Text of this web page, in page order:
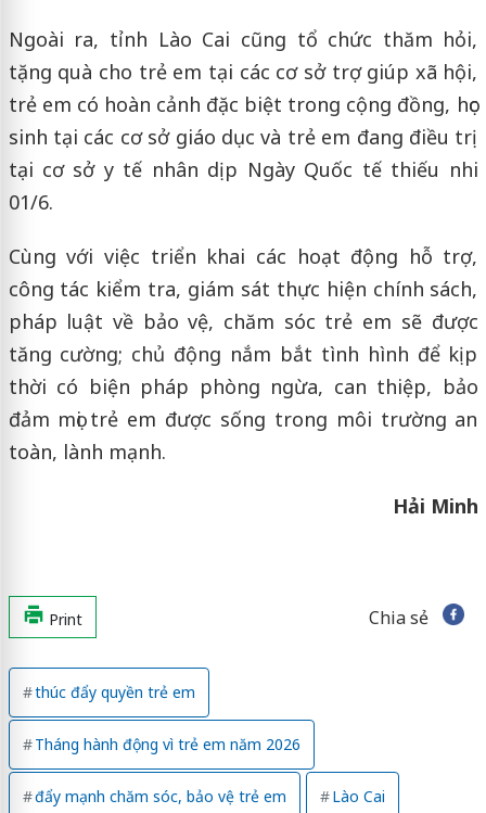
Ngoài ra, tỉnh Lào Cai cũng tổ chức thăm hỏi,
tặng quà cho trẻ em tại các cơ sở trợ giúp xã hội,
trẻ em có hoàn cảnh đặc biệt trong cộng đồng, học
sinh tại các cơ sở giáo dục và trẻ em đang điều trị
tại cơ sở y tế nhân dịp Ngày Quốc tế thiếu nhi
01/6.
Cùng với việc triển khai các hoạt động hỗ trợ,
công tác kiểm tra, giám sát thực hiện chính sách,
pháp luật về bảo vệ, chăm sóc trẻ em sẽ được
tăng cường; chủ động nắm bắt tình hình để kịp
thời có biện pháp phòng ngừa, can thiệp, bảo
đảm mọi trẻ em được sống trong môi trường an
toàn, lành mạnh.
Hải Minh
Print Chia sẻ
thúc đẩy quyền trẻ em
Tháng hành động vì trẻ em năm 2026
đẩy mạnh chăm sóc, bảo vệ trẻ em Lào Cai